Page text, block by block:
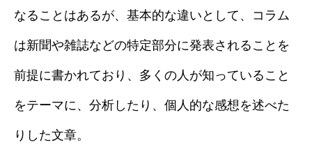
なることはあるが、基本的な違いとして、コラム
は新聞や雑誌などの特定部分に発表されることを
前提に書かれており、多くの人が知っていること
をテーマに、分析したり、個人的な感想を述べた
りした文章。